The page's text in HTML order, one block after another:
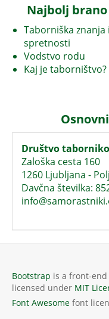
Najbolj brano
Taborniška znanja
spretnosti
Vodstvo rodu
Kaj je taborništvo?
Društvo
Zaloška cesta 160
1260 Ljubljana -
Davčna številka:
Bootstrap is a front-
licensed under MIT
Font Awesome font